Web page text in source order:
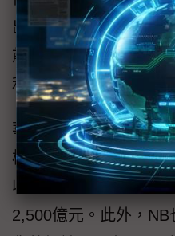
出貨也萎縮，但對華
前AI伺服器已成業績
利潤減損，整體獲利
華碩2025年伺服器營
模，年增超過100%，
收估季增近100%，
2,500億元。此外，